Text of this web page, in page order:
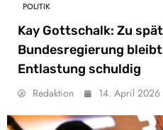
POLITIK
Kay Gottschalk: Zu
Bundesregierung
Entlastung schuldig
Redaktion 14. April 2026